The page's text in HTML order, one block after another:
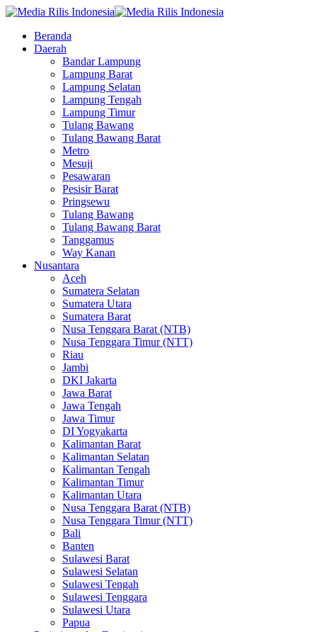
Beranda
Daerah
Bandar Lampung
Lampung Barat
Lampung Selatan
Lampung Tengah
Lampung Timur
Tulang Bawang
Tulang Bawang Barat
Metro
Mesuji
Pesawaran
Pesisir Barat
Pringsewu
Tulang Bawang
Tulang Bawang Barat
Tanggamus
Way Kanan
Nusantara
Aceh
Sumatera Selatan
Sumatera Utara
Sumatera Barat
Nusa Tenggara Barat (NTB)
Nusa Tenggara Timur (NTT)
Riau
Jambi
DKI Jakarta
Jawa Barat
Jawa Tengah
Jawa Timur
DI Yogyakarta
Kalimantan Barat
Kalimantan Selatan
Kalimantan Tengah
Kalimantan Timur
Kalimantan Utara
Nusa Tenggara Barat (NTB)
Nusa Tenggara Timur (NTT)
Bali
Banten
Sulawesi Barat
Sulawesi Selatan
Sulawesi Tengah
Sulawesi Tenggara
Sulawesi Utara
Papua